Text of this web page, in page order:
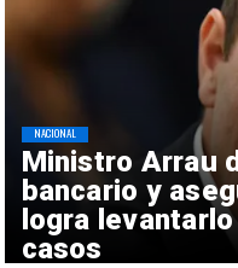
Ministro Arrau
bancario y
logra
casos
NACIONAL